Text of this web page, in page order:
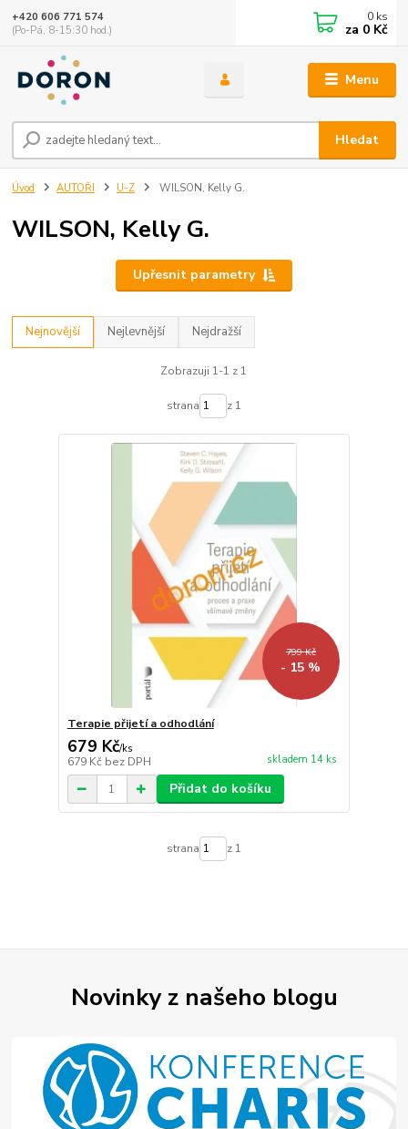
Menu
Hledat
+420 606 771 574
(Po-Pá, 8-15:30 hod.)
0 ks
za 0 Kč
Úvod AUTOŘI U-Z WILSON, Kelly G.
WILSON, Kelly G.
Upřesnit parametry
Nejnovější Nejlevnější Nejdražší
Zobrazuji 1-1 z 1
strana z 1
799 Kč
- 15 %
Terapie přijetí a odhodlání
679 Kč/ks
679 Kč bez DPH skladem 14 ks
Přidat do košíku
strana z 1
Novinky z našeho blogu